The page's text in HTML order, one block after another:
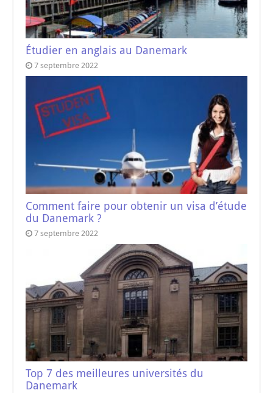
Étudier en anglais au Danemark
7 septembre 2022
Comment faire pour obtenir un visa d’étude
du Danemark ?
7 septembre 2022
Top 7 des meilleures universités du
Danemark